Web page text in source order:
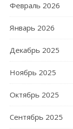
Февраль 2026
Январь 2026
Декабрь 2025
Ноябрь 2025
Октябрь 2025
Сентябрь 2025